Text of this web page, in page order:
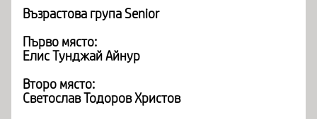
Възрастова група Senior
Първо място:
Елис Тунджай Айнур
Второ място:
Светослав Тодоров Христов